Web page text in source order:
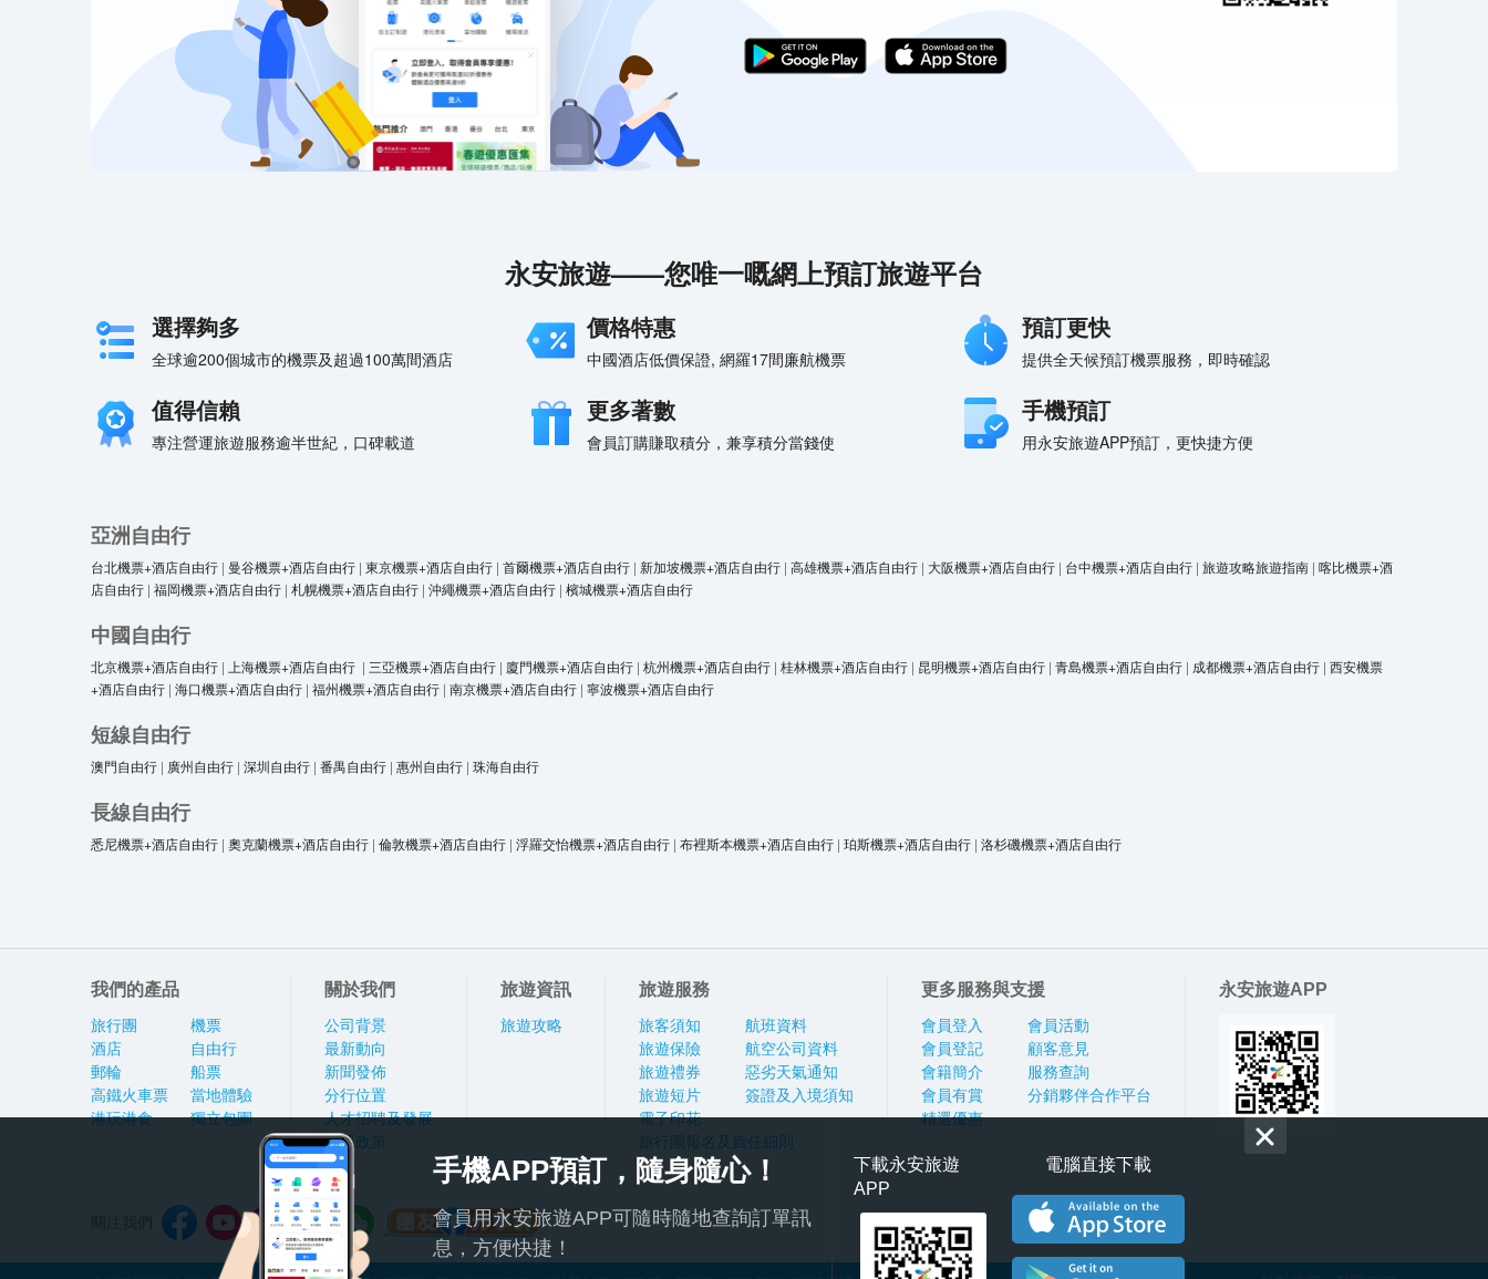
永安旅遊——您唯一嘅網上預訂旅遊平台
選擇夠多
全球逾200個城市的機票及超過100萬間酒店
價格特惠
中國酒店低價保證, 網羅17間廉航機票
預訂更快
提供全天候預訂機票服務，即時確認
值得信賴
專注營運旅遊服務逾半世紀，口碑載道
更多著數
會員訂購賺取積分，兼享積分當錢使
手機預訂
用永安旅遊APP預訂，更快捷方便
亞洲自由行
台北機票+酒店自由行 | 曼谷機票+酒店自由行 | 東京機票+酒店自由行 | 首爾機票+酒店自由行 | 新加坡機票+酒店自由行 | 高雄機票+酒店自由行 | 大阪機票+酒店自由行 | 台中機票+酒店自由行 | 旅遊攻略旅遊指南 | 喀比機票+酒
店自由行 | 福岡機票+酒店自由行 | 札幌機票+酒店自由行 | 沖繩機票+酒店自由行 | 檳城機票+酒店自由行
中國自由行
北京機票+酒店自由行 | 上海機票+酒店自由行 | 三亞機票+酒店自由行 | 廈門機票+酒店自由行 | 杭州機票+酒店自由行 | 桂林機票+酒店自由行 | 昆明機票+酒店自由行 | 青島機票+酒店自由行 | 成都機票+酒店自由行 | 西安機票
+酒店自由行 | 海口機票+酒店自由行 | 福州機票+酒店自由行 | 南京機票+酒店自由行 | 寧波機票+酒店自由行
短線自由行
澳門自由行 | 廣州自由行 | 深圳自由行 | 番禺自由行 | 惠州自由行 | 珠海自由行
長線自由行
悉尼機票+酒店自由行 | 奧克蘭機票+酒店自由行 | 倫敦機票+酒店自由行 | 浮羅交怡機票+酒店自由行 | 布裡斯本機票+酒店自由行 | 珀斯機票+酒店自由行 | 洛杉磯機票+酒店自由行
我們的產品
旅行團
酒店
郵輪
高鐵火車票
港玩港食
機票
自由行
船票
當地體驗
獨立包團
關於我們
公司背景
最新動向
新聞發佈
分行位置
人才招聘及發展
私隱政策
旅遊資訊
旅遊攻略
旅遊服務
旅客須知
旅遊保險
旅遊禮券
旅遊短片
電子印花
航班資料
航空公司資料
惡劣天氣通知
簽證及入境須知
旅行團報名及責任細則
更多服務與支援
會員登入
會員登記
會籍簡介
會員有賞
精選優惠
會員活動
顧客意見
服務查詢
分銷夥伴合作平台
永安旅遊APP
手機APP預訂，隨身隨心！
會員用永安旅遊APP可隨時隨地查詢訂單訊
息，方便快捷！
下載永安旅遊
APP
電腦直接下載